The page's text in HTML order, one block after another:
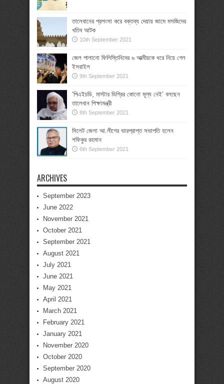
তালেবানের প্রশংসা করে বক্তব্য দেয়ায় জামে মসজিদের
খতিব আটক
10th September 2021
জেল পালানো ফিলিস্তিনিদের ৬ আত্মীয়কে ধরে নিয়ে গেল
ইসরাইল
9th September 2021
‘পিএইচডি, মাস্টার ডিগ্রির কোনো মূল্য নেই’ বলছেন
তালেবান শিক্ষামন্ত্রী
8th September 2021
সিলেট জেলা আ.লীগের ভারপ্রাপ্ত সভাপতি হলেন
শফিকুর রহমান
6th September 2021
ARCHIVES
September 2023
June 2022
November 2021
October 2021
September 2021
August 2021
July 2021
June 2021
May 2021
April 2021
March 2021
February 2021
January 2021
November 2020
October 2020
September 2020
August 2020